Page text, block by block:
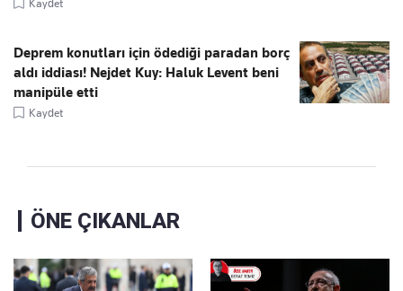
Kaydet
Deprem konutları için ödediği paradan borç
aldı iddiası! Nejdet Kuy: Haluk Levent beni
manipüle etti
Kaydet
ÖNE ÇIKANLAR